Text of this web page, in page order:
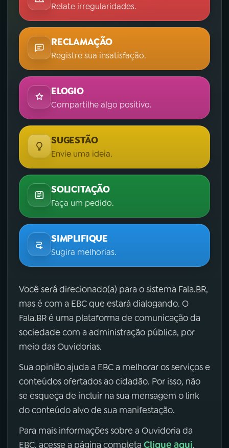
Relate irregularidades.
RECLAMAÇÃO
Registre sua insatisfação.
ELOGIO
Compartilhe algo positivo.
SUGESTÃO
Envie uma ideia.
SOLICITAÇÃO
Faça um pedido.
SIMPLIFIQUE
Sugira melhorias.
Você será direcionado(a) para o sistema Fala.BR,
mas é com a EBC que estará dialogando. O
Fala.BR é uma plataforma de comunicação da
sociedade com a administração pública, por
meio das Ouvidorias.
Sua opinião ajuda a EBC a melhorar os serviços e
conteúdos ofertados ao cidadão. Por isso, não
se esqueça de incluir na sua mensagem o link
do conteúdo alvo de sua manifestação.
Para mais informações sobre a Ouvidoria da
EBC, acesse a página completa Clique aqui.